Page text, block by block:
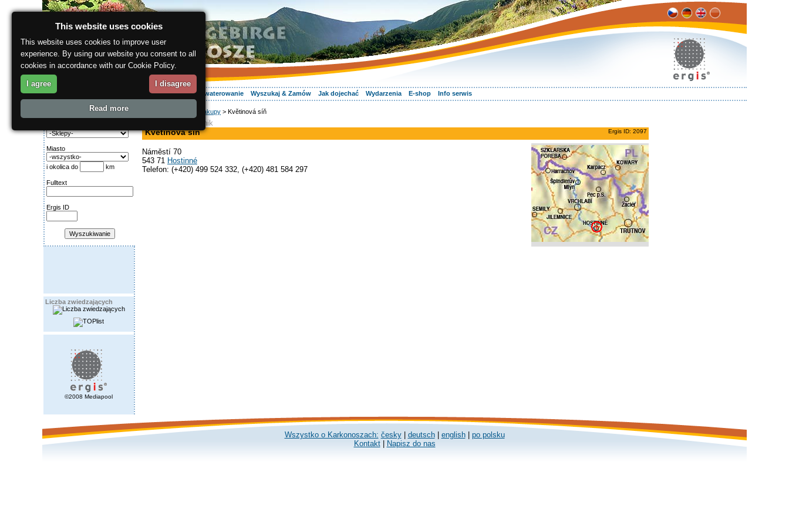
O regionie Wasz urlop Zakwaterowanie Wyszukaj & Zamów Jak dojechać Wydarzenia E-shop Info serwis
Wyszukiwanie:
Miasto
i okolica do km
Fulltext
Ergis ID
Liczba zwiedzających
©2008 Mediapool
Zakupy > Květinová síň
kwiaciarnia, ogrodnik
Ergis ID: 2097
Květinová síň
Náměstí 70
543 71 Hostinné
Telefon: (+420) 499 524 332, (+420) 481 584 297
Wszystko o Karkonoszach: česky| deutsch| english| po polsku
Kontakt| Napisz do nas
This website uses cookies
This website uses cookies to improve user
experience. By using our website you consent to all
cookies in accordance with our Cookie Policy.
I agree I disagree
Read more